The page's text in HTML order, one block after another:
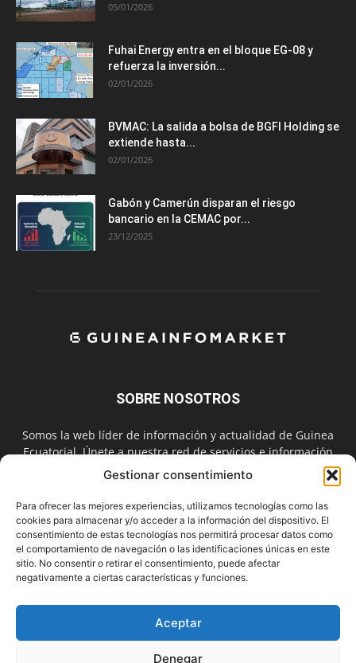
Gestionar consentimiento
Para ofrecer las mejores experiencias, utilizamos tecnologías como las
cookies para almacenar y/o acceder a la información del dispositivo. El
consentimiento de estas tecnologías nos permitirá procesar datos como
el comportamiento de navegación o las identificaciones únicas en este
sitio. No consentir o retirar el consentimiento, puede afectar
negativamente a ciertas características y funciones.
Aceptar
Denegar
05/01/2026
Fuhai Energy entra en el bloque EG-08 y
refuerza la inversión...
02/01/2026
BVMAC: La salida a bolsa de BGFI Holding se
extiende hasta...
02/01/2026
Gabón y Camerún disparan el riesgo
bancario en la CEMAC por...
23/12/2025
SOBRE NOSOTROS
Somos la web líder de información y actualidad de Guinea
Ecuatorial. Únete a nuestra red de servicios e información
digital también en las redes sociales.
Contáctanos:info@guineainfomarket.com
SÍGUENOS